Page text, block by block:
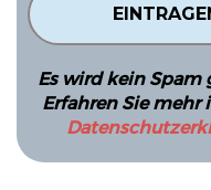
Es wird kein Spam
Erfahren Sie mehr